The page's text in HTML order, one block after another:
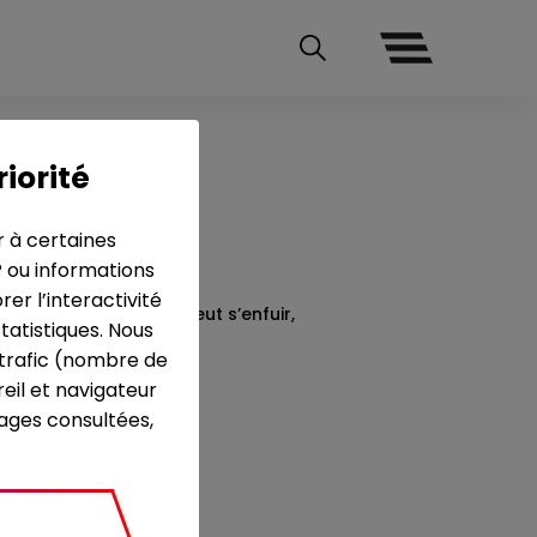
par son mari, Marie veut s’enfuir,
- 2010
Bach
Pardal
Virginia Bach
à certaines
ou informations
l’interactivité
Nous
(nombre de
et navigateur
consultées,